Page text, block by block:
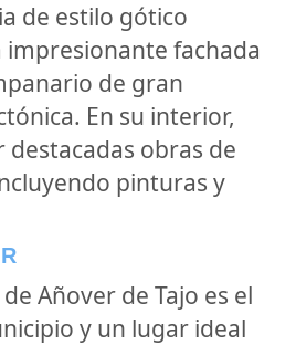
de estilo gótico
impresionante fachada
de gran
En su interior,
obras de
pinturas y
Añover de Tajo es el
y un lugar ideal